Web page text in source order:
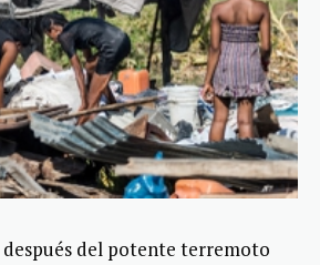
después del potente terremoto